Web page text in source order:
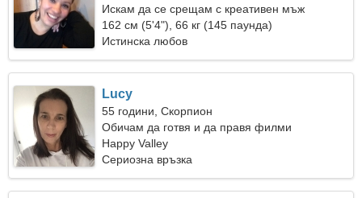
Искам да се срещам с креативен мъж
162 см (5'4"), 66 кг (145 паунда)
Истинска любов
Lucy
55 години, Скорпион
Обичам да готвя и да правя филми
Happy Valley
Сериозна връзка